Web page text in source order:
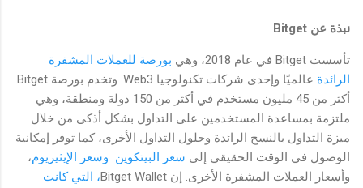
نبذة عن Bitget
تأسست Bitget في عام 2018، وهي
بورصة للعملات المشفرة
الرائدة
عالميًا وإحدى شركات تكنولوجيا Web3. وتخدم بورصة Bitget
أكثر من 45 مليون مستخدم في أكثر من 150 دولة ومنطقة، وهي
ملتزمة بمساعدة المستخدمين على التداول بشكل أذكى من خلال
ميزة التداول بالنسخ الرائدة وحلول التداول الأخرى، كما توفر إمكانية
الوصول في الوقت الحقيقي إلى سعر البيتكوين وسعر الإيثيريوم،
وأسعار العملات المشفرة الأخرى. إن Bitget Wallet، التي كانت